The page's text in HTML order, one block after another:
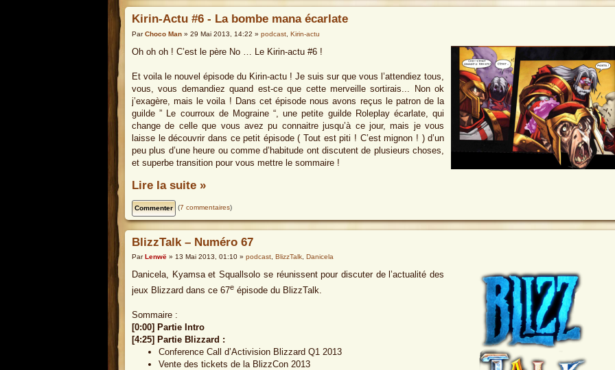
Kirin-Actu #6 - La bombe mana écarlate
ParChoco Man » 29 Mai 2013, 14:22 » podcast Kirin-actu
Oh oh oh ! C’est le père No … Le Kirin-actu #6 !
Et voila le nouvel épisode du Kirin-actu ! Je suis sur que vous l’attendiez tous,
vous, vous demandiez quand est-ce que cette merveille sortirais... Non ok
j’exagère, mais le voila ! Dans cet épisode nous avons reçus le patron de la
guilde ” Le courroux de Mograine “, une petite guilde Roleplay écarlate, qui
change de celle que vous avez pu connaitre jusqu’à ce jour, mais je vous
laisse le découvrir dans ce petit épisode ( Tout est piti ! C’est mignon ! ) d’un
peu plus d’une heure ou comme d’habitude ont discutent de plusieurs choses,
et superbe transition pour vous mettre le sommaire !
Lire la suite »
(7 commentaires)
BlizzTalk – Numéro 67
ParLenwë » 13 Mai 2013, 01:10 » podcast BlizzTalk Danicela
Danicela, Kyamsa et Squallsolo se réunissent pour discuter de l’actualité des
jeux Blizzard dans ce 67e épisode du BlizzTalk.
Sommaire :
[0:00] Partie Intro
[4:25] Partie Blizzard :
Conference Call d’Activision Blizzard Q1 2013
Vente des tickets de la BlizzCon 2013